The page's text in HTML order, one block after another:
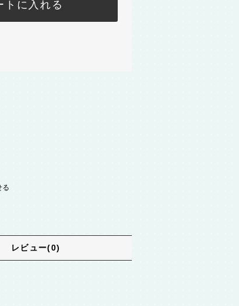
トに入れる
る
レビュー(0)